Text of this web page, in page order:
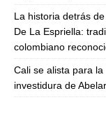
La historia detrás
De La Espriella:
colombiano
Cali se alista para
investidura de